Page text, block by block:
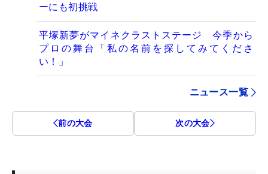
ーにも初挑戦
平塚新夢がマイネクラストステージ 今季から
プロの舞台「私の名前を探してみてくださ
い！」
ニュース一覧
前の大会 次の大会